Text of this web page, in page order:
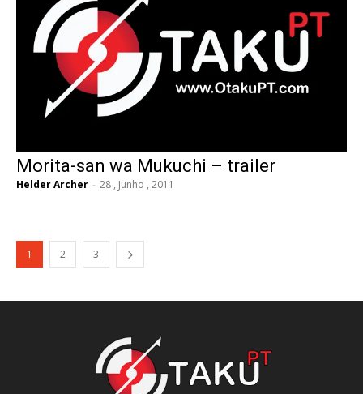
Morita-san wa Mukuchi – trailer
Helder Archer - 28 , Junho , 2011
1 2 3